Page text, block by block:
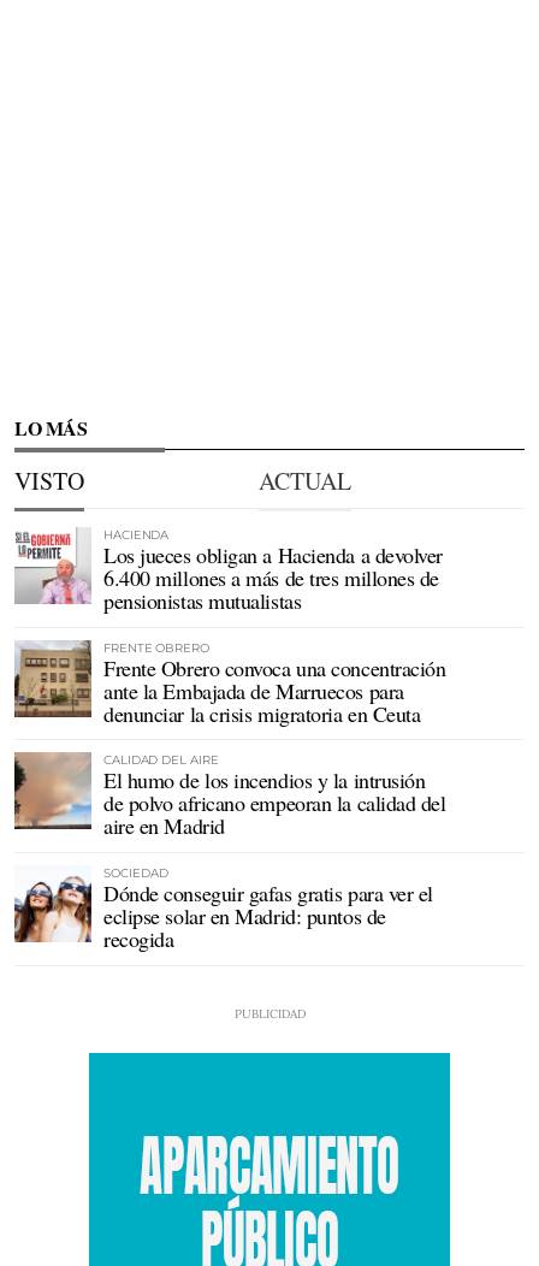
LO MÁS
VISTO ACTUAL
HACIENDA
Los jueces obligan a Hacienda a devolver
6.400 millones a más de tres millones de
pensionistas mutualistas
FRENTE OBRERO
Frente Obrero convoca una concentración
ante la Embajada de Marruecos para
denunciar la crisis migratoria en Ceuta
CALIDAD DEL AIRE
El humo de los incendios y la intrusión
de polvo africano empeoran la calidad del
aire en Madrid
SOCIEDAD
Dónde conseguir gafas gratis para ver el
eclipse solar en Madrid: puntos de
recogida